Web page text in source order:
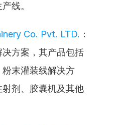
线。
Co. Pvt. LTD. ：
方案，其产品包括
末灌装线解决方
剂、胶囊机及其他